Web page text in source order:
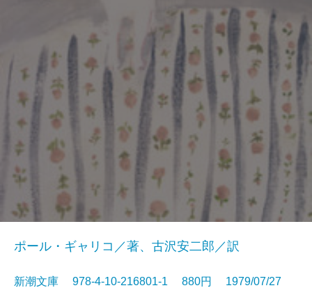
ポール・ギャリコ／著、古沢安二郎／訳
新潮文庫 978-4-10-216801-1 880円 1979/07/27